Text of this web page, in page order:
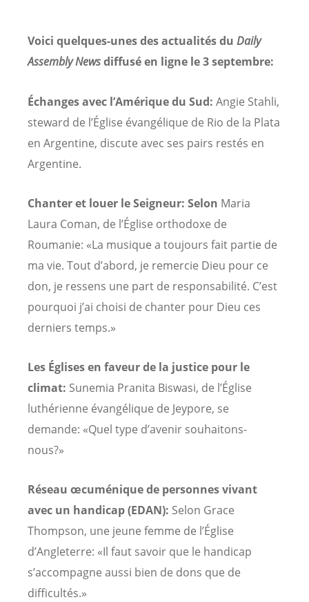
Voici quelques-unes des actualités du Daily
Assembly Newsdiffusé en ligne le 3 septembre:
Échanges avec l’Amérique du Sud: Angie Stahli,
steward de l’Église évangélique de Rio de la Plata
en Argentine, discute avec ses pairs restés en
Argentine.
Chanter et louer le Seigneur: Selon Maria
Laura Coman, de l’Église orthodoxe de
Roumanie: «La musique a toujours fait partie de
ma vie. Tout d’abord, je remercie Dieu pour ce
don, je ressens une part de responsabilité. C’est
pourquoi j’ai choisi de chanter pour Dieu ces
derniers temps.»
Les Églises en faveur de la justice pour le
climat: Sunemia Pranita Biswasi, de l’Église
luthérienne évangélique de Jeypore, se
demande: «Quel type d’avenir souhaitons-
nous?»
Réseau œcuménique de personnes vivant
avec un handicap (EDAN): Selon Grace
Thompson, une jeune femme de l’Église
d’Angleterre: «Il faut savoir que le handicap
s’accompagne aussi bien de dons que de
difficultés.»